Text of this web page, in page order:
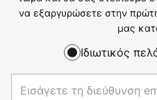
να εξαργυρώσετε στην
μας
Ιδιωτικός